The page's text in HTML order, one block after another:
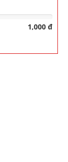
1,000 đ